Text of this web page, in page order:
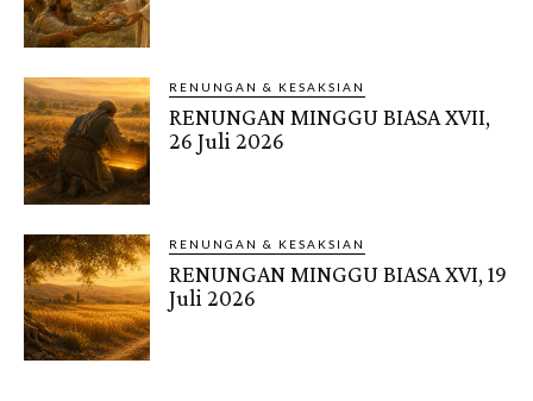
RENUNGAN & KESAKSIAN
RENUNGAN MINGGU BIASA XVII,
26 Juli 2026
RENUNGAN & KESAKSIAN
RENUNGAN MINGGU BIASA XVI, 19
Juli 2026